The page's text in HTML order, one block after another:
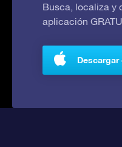
Busca, localiza y
aplicación